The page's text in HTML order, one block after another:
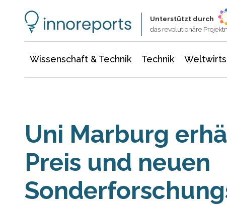
Unterstützt durch
das revolutionäre
Wissenschaft & Technik Technik
Uni Marburg
Preis und neuen